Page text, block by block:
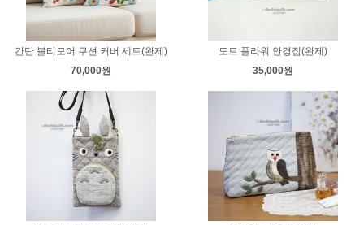
간단 볼티모어 쿠션 커버 세트(완제)
70,000원
도트 플라워 안경집(완제)
35,000원